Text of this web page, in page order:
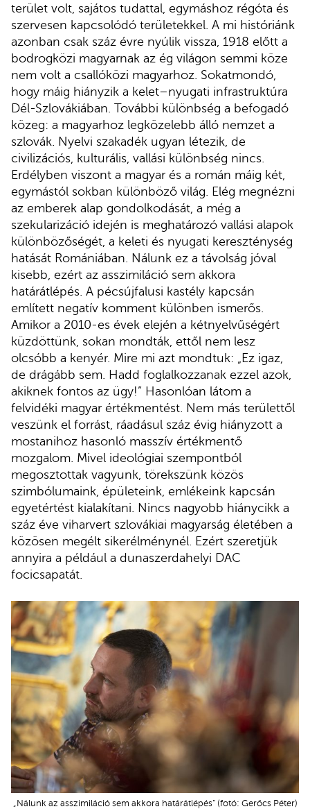
terület volt, sajátos tudattal, egymáshoz régóta és
szervesen kapcsolódó területekkel. A mi históriánk
azonban csak száz évre nyúlik vissza, 1918 előtt a
bodrogközi magyarnak az ég világon semmi köze
nem volt a csallóközi magyarhoz. Sokatmondó,
hogy máig hiányzik a kelet–nyugati infrastruktúra
Dél-Szlovákiában. További különbség a befogadó
közeg: a magyarhoz legközelebb álló nemzet a
szlovák. Nyelvi szakadék ugyan létezik, de
civilizációs, kulturális, vallási különbség nincs.
Erdélyben viszont a magyar és a román máig két,
egymástól sokban különböző világ. Elég megnézni
az emberek alap gondolkodását, a még a
szekularizáció idején is meghatározó vallási alapok
különbözőségét, a keleti és nyugati kereszténység
hatását Romániában. Nálunk ez a távolság jóval
kisebb, ezért az asszimiláció sem akkora
határátlépés. A pécsújfalusi kastély kapcsán
említett negatív komment különben ismerős.
Amikor a 2010-es évek elején a kétnyelvűségért
küzdöttünk, sokan mondták, ettől nem lesz
olcsóbb a kenyér. Mire mi azt mondtuk: „Ez igaz,
de drágább sem. Hadd foglalkozzanak ezzel azok,
akiknek fontos az ügy!” Hasonlóan látom a
felvidéki magyar értékmentést. Nem más területtől
veszünk el forrást, ráadásul száz évig hiányzott a
mostanihoz hasonló masszív értékmentő
mozgalom. Mivel ideológiai szempontból
megosztottak vagyunk, törekszünk közös
szimbólumaink, épületeink, emlékeink kapcsán
egyetértést kialakítani. Nincs nagyobb hiánycikk a
száz éve viharvert szlovákiai magyarság életében a
közösen megélt sikerélménynél. Ezért szeretjük
annyira a például a dunaszerdahelyi DAC
focicsapatát.
„Nálunk az asszimiláció sem akkora határátlépés” (fotó: Gerőcs Péter)